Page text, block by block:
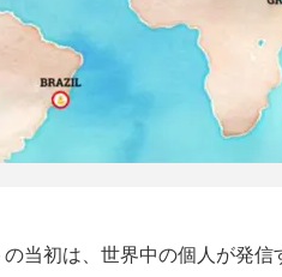
当初は、世界中の個人が発